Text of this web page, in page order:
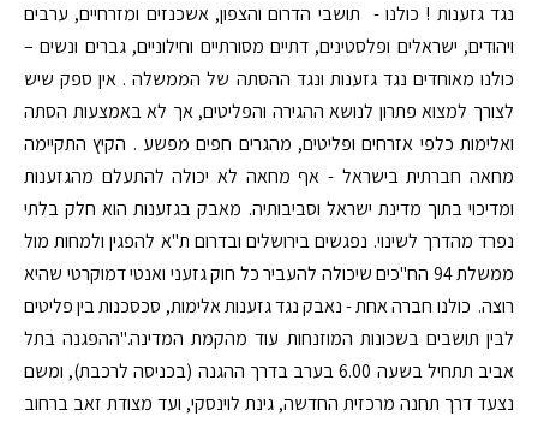
נגד גזענות ! כולנו - תושבי הדרום והצפון, אשכנזים ומזרחיים, ערבים
ויהודים, ישראלים ופלסטינים, דתיים מסורתיים וחילוניים, גברים ונשים –
כולנו מאוחדים נגד גזענות ונגד ההסתה של הממשלה . אין ספק שיש
לצורך למצוא פתרון לנושא ההגירה והפליטים, אך לא באמצעות הסתה
ואלימות כלפי אזרחים ופליטים, מהגרים חפים מפשע . הקיץ התקיימה
מחאה חברתית בישראל - אף מחאה לא יכולה להתעלם מהגזענות
ומדיכוי בתוך מדינת ישראל וסביבותיה. מאבק בגזענות הוא חלק בלתי
נפרד מהדרך לשינוי. נפגשים בירושלים ובדרום ת"א להפגין ולמחות מול
ממשלת 94 הח"כים שיכולה להעביר כל חוק גזעני ואנטי דמוקרטי שהיא
רוצה. כולנו חברה אחת - נאבק נגד גזענות אלימות, סכסכנות בין פליטים
לבין תושבים בשכונות המוזנחות עוד מהקמת המדינה."ההפגנה בתל
אביב תתחיל בשעה 6.00 בערב בדרך ההגנה (בכניסה לרכבת), ומשם
נצעד דרך תחנה מרכזית החדשה, גינת לוינסקי, ועד מצודת זאב ברחוב